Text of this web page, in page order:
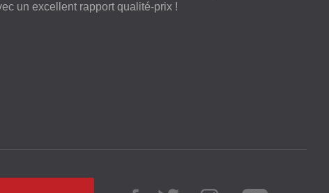
un excellent rapport qualité-prix !